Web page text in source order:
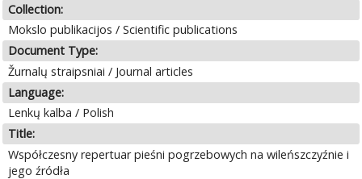
Collection:
Mokslo publikacijos / Scientific publications
Document Type:
Žurnalų straipsniai / Journal articles
Language:
Lenkų kalba / Polish
Title:
Współczesny repertuar pieśni pogrzebowych na wileńszczyźnie i
jego źródła